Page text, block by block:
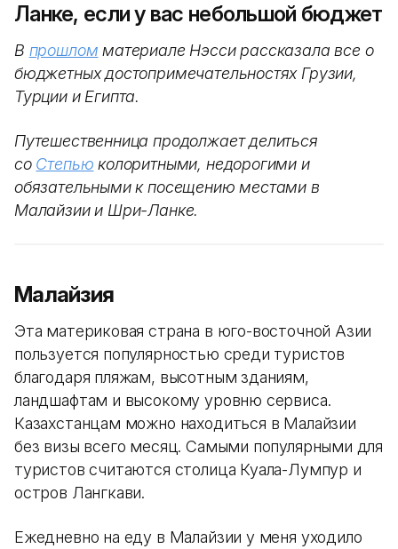
Ланке, если у вас небольшой бюджет
В прошлом материале Нэсси рассказала все о
бюджетных достопримечательностях Грузии,
Турции и Египта.
Путешественница продолжает делиться
со Степью колоритными, недорогими и
обязательными к посещению местами в
Малайзии и Шри-Ланке.
Малайзия
Эта материковая страна в юго-восточной Азии
пользуется популярностью среди туристов
благодаря пляжам, высотным зданиям,
ландшафтам и высокому уровню сервиса.
Казахстанцам можно находиться в Малайзии
без визы всего месяц. Самыми популярными для
туристов считаются столица Куала-Лумпур и
остров Лангкави.
Ежедневно на еду в Малайзии у меня уходило